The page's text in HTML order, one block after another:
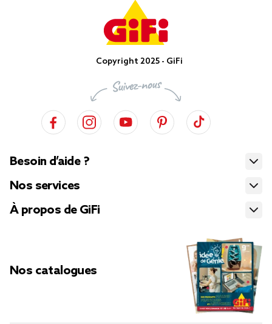
Copyright 2025 - GiFi
Besoin d’aide ?
Nos services
À propos de GiFi
Nos catalogues